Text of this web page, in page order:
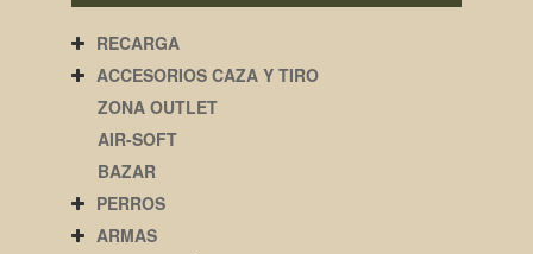
RECARGA
ACCESORIOS CAZA Y TIRO
ZONA OUTLET
AIR-SOFT
BAZAR
PERROS
ARMAS